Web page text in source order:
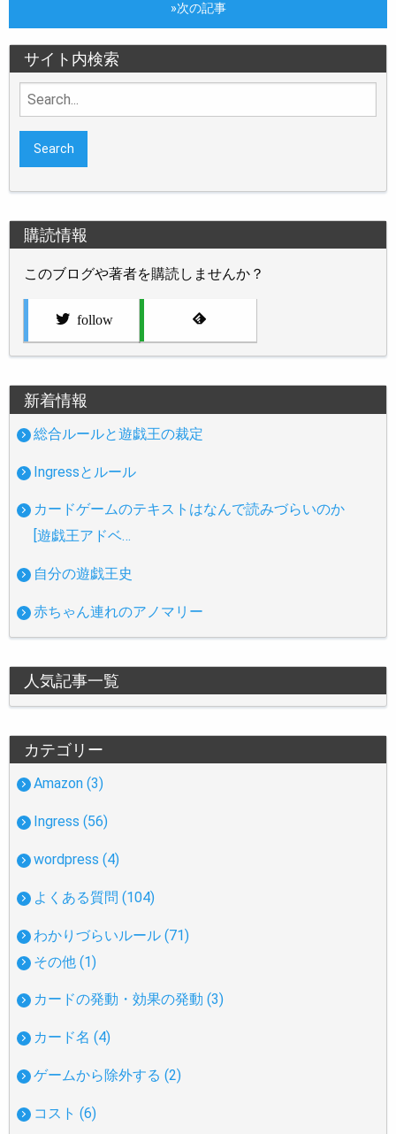
»次の記事
サイト内検索
Search
for:
購読情報
このブログや著者を購読しませんか？
follow
新着情報
総合ルールと遊戯王の裁定
Ingressとルール
カードゲームのテキストはなんで読みづらいのか
[遊戯王アドベ…
自分の遊戯王史
赤ちゃん連れのアノマリー
人気記事一覧
カテゴリー
Amazon (3)
Ingress (56)
wordpress (4)
よくある質問 (104)
わかりづらいルール (71)
その他 (1)
カードの発動・効果の発動 (3)
カード名 (4)
ゲームから除外する (2)
コスト (6)